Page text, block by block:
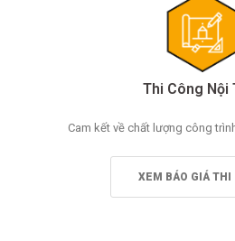
Thi Công Nội
Cam kết về chất lượng công
XEM BÁO GIÁ THI